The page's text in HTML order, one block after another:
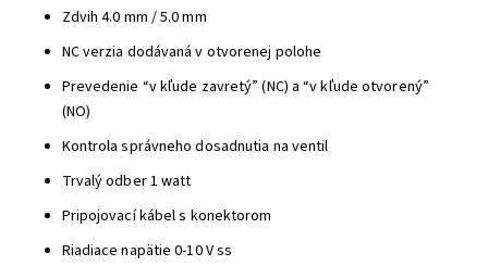
Zdvih 4.0 mm / 5.0 mm
NC verzia dodávaná v otvorenej polohe
Prevedenie “v kľude zavretý” (NC) a “v kľude otvorený”
(NO)
Kontrola správneho dosadnutia na ventil
Trvalý odber 1 watt
Pripojovací kábel s konektorom
Riadiace napätie 0-10 V ss